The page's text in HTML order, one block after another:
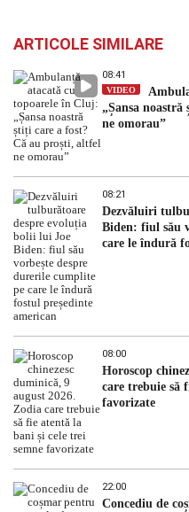
ARTICOLE SIMILARE
08:41
VIDEO
„Șansa
ne omorau”
08:21
Dezvăluiri
Biden: fiul său
care le îndură
08:00
Horoscop
care trebuie să
favorizate
22:00
Concediu de